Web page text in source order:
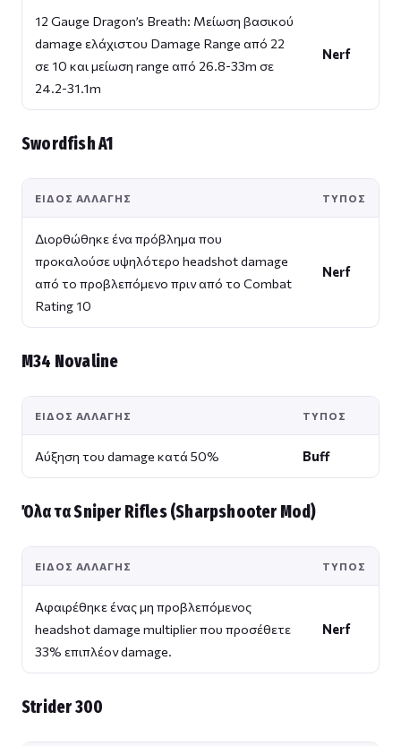
12 Gauge Dragon’s Breath: Μείωση βασικού
damage ελάχιστου Damage Range από 22
σε 10 και μείωση range από 26.8-33m σε
24.2-31.1m
Nerf
Swordfish A1
ΕΊΔΟΣ ΑΛΛΑΓΉΣ ΤΎΠΟΣ
Διορθώθηκε ένα πρόβλημα που
προκαλούσε υψηλότερo headshot damage
από το προβλεπόμενο πριν από το Combat
Rating 10
Nerf
M34 Novaline
ΕΊΔΟΣ ΑΛΛΑΓΉΣ ΤΎΠΟΣ
Αύξηση του damage κατά 50% Buff
Όλα τα Sniper Rifles (Sharpshooter Mod)
ΕΊΔΟΣ ΑΛΛΑΓΉΣ ΤΎΠΟΣ
Αφαιρέθηκε ένας μη προβλεπόμενος
headshot damage multiplier που προσέθετε
33% επιπλέον damage.
Nerf
Strider 300